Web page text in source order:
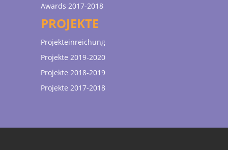
Awards 2017-2018
PROJEKTE
Projekteinreichung
Projekte 2019-2020
Projekte 2018-2019
Projekte 2017-2018